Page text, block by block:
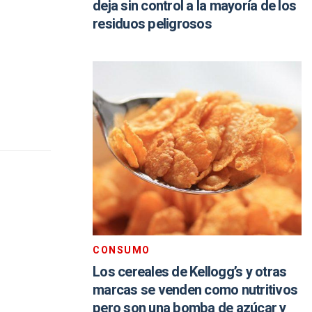
deja sin control a la mayoría de los
residuos peligrosos
CONSUMO
Los cereales de Kellogg’s y otras
marcas se venden como nutritivos